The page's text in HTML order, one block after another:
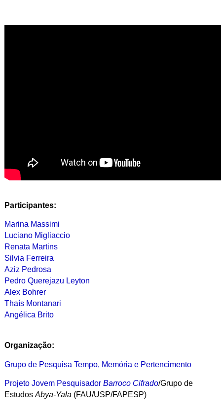
Participantes:
Marina Massimi
Luciano Migliaccio
Renata Martins
Silvia Ferreira
Aziz Pedrosa
Pedro Querejazu Leyton
Alex Bohrer
Thaís Montanari
Angélica Brito
Organização:
Grupo de Pesquisa Tempo, Memória e Pertencimento
Projeto Jovem Pesquisador Barroco Cifrado/Grupo de
Estudos Abya-Yala (FAU/USP/FAPESP)